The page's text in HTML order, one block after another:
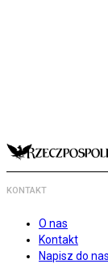
KONTAKT
O nas
Kontakt
Napisz do nas